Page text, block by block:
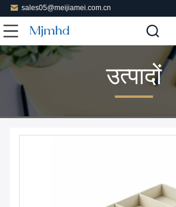
sales05@meijiamei.com.cn
उत्पादों